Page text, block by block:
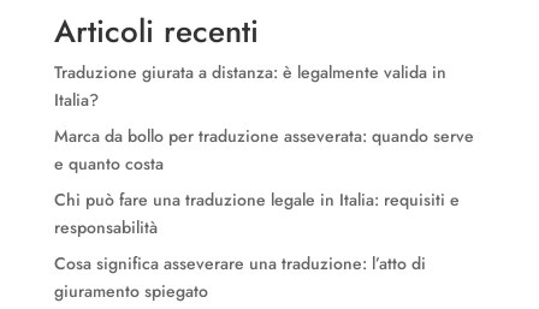
Articoli recenti
Traduzione giurata a distanza: è legalmente valida in
Italia?
Marca da bollo per traduzione asseverata: quando serve
e quanto costa
Chi può fare una traduzione legale in Italia: requisiti e
responsabilità
Cosa significa asseverare una traduzione: l’atto di
giuramento spiegato